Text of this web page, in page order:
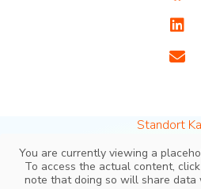
Standort
You are currently viewing a
To access the actual content,
note that doing so will share